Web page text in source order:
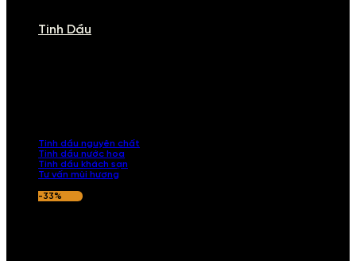
Tinh Dầu
Tinh dầu nguyên chất
Tinh dầu nước hoa
Tinh dầu khách sạn
Tư vấn mùi hương
-33%